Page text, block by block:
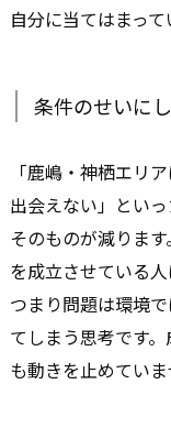
自分に当てはまって
条件のせいに
「鹿嶋・神栖エリ
出会えない」とい
そのものが減りま
を成立させている人
つまり問題は環境
てしまう思考です
も動きを止めていま